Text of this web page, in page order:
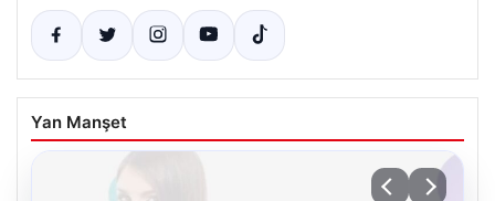
Yan Manşet